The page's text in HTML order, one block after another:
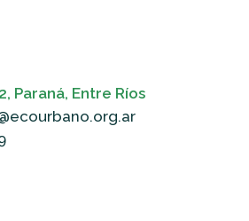
Paraná, Entre Ríos